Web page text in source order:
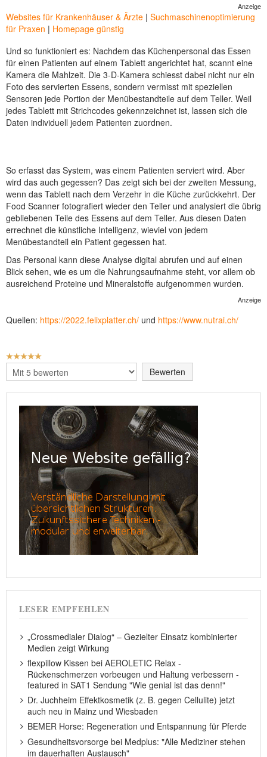
Anzeige
Websites für Krankenhäuser & Ärzte | Suchmaschinenoptimierung
für Praxen | Homepage günstig
Und so funktioniert es: Nachdem das Küchenpersonal das Essen
für einen Patienten auf einem Tablett angerichtet hat, scannt eine
Kamera die Mahlzeit. Die 3-D-Kamera schiesst dabei nicht nur ein
Foto des servierten Essens, sondern vermisst mit speziellen
Sensoren jede Portion der Menübestandteile auf dem Teller. Weil
jedes Tablett mit Strichcodes gekennzeichnet ist, lassen sich die
Daten individuell jedem Patienten zuordnen.
So erfasst das System, was einem Patienten serviert wird. Aber
wird das auch gegessen? Das zeigt sich bei der zweiten Messung,
wenn das Tablett nach dem Verzehr in die Küche zurückkehrt. Der
Food Scanner fotografiert wieder den Teller und analysiert die übrig
gebliebenen Teile des Essens auf dem Teller. Aus diesen Daten
errechnet die künstliche Intelligenz, wieviel von jedem
Menübestandteil ein Patient gegessen hat.
Das Personal kann diese Analyse digital abrufen und auf einen
Blick sehen, wie es um die Nahrungsaufnahme steht, vor allem ob
ausreichend Proteine und Mineralstoffe aufgenommen wurden.
Anzeige
Quellen: https://2022.felixplatter.ch/ und https://www.nutrai.ch/
BEWERTUNG:
Bitte
bewerten
LESER EMPFEHLEN
„Crossmedialer Dialog“ – Gezielter Einsatz kombinierter
Medien zeigt Wirkung
flexpillow Kissen bei AEROLETIC Relax -
Rückenschmerzen vorbeugen und Haltung verbessern -
featured in SAT1 Sendung "Wie genial ist das denn!"
Dr. Juchheim Effektkosmetik (z. B. gegen Cellulite) jetzt
auch neu in Mainz und Wiesbaden
BEMER Horse: Regeneration und Entspannung für Pferde
Gesundheitsvorsorge bei Medplus: "Alle Mediziner stehen
im dauerhaften Austausch"